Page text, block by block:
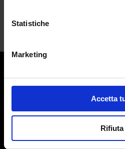
Statistiche
Marketing
Accetta
Rifiuta